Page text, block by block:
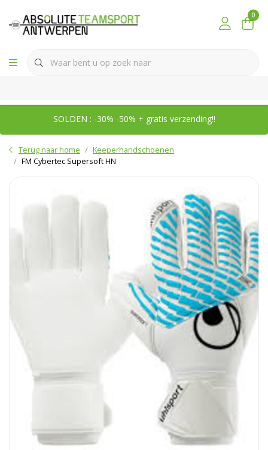
0
SOLDEN : -30% -50% + gratis verzending!!
Terug naar home
Keeperhandschoenen
FM Cybertec Supersoft HN